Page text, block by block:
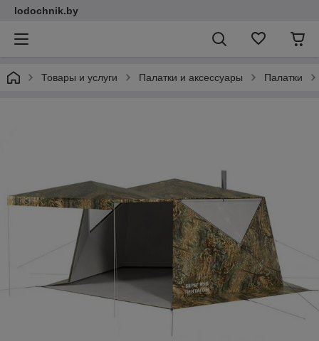
lodochnik.by
Товары и услуги Палатки и аксессуары Палатки